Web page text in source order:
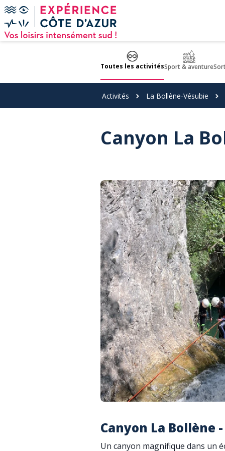
Panneau de gestion des cookies
Toutes les activitésSport & aventure
Activités La Bollène-Vésubie
Canyon La
Canyon La Bollène
Un canyon magnifique dans un